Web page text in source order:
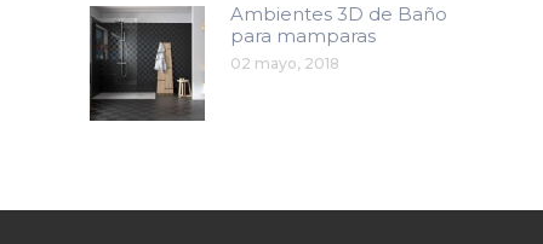
Ambientes 3D de Baño
para mamparas
02 mayo, 2018